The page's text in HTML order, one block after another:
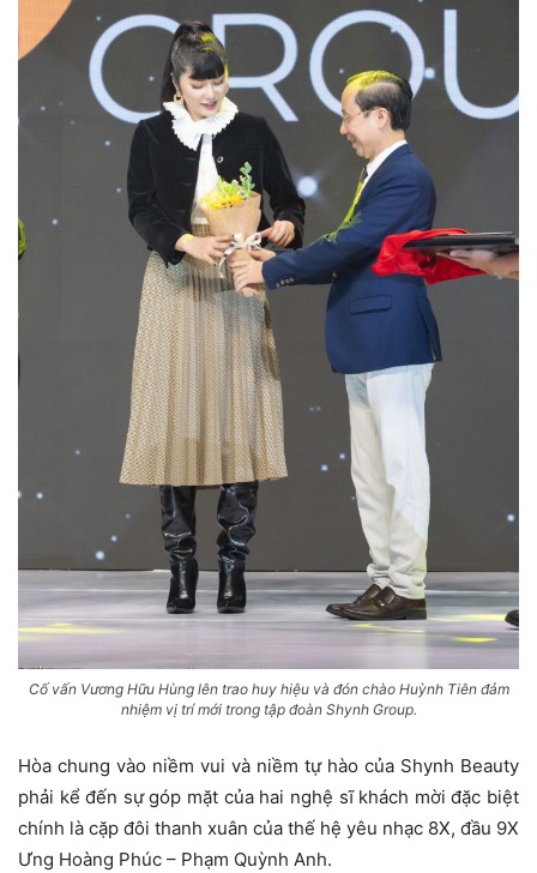
Cố vấn Vương Hữu Hùng lên trao huy hiệu và đón chào Huỳnh Tiên đảm
nhiệm vị trí mới trong tập đoàn Shynh Group.
Hòa chung vào niềm vui và niềm tự hào của Shynh Beauty
phải kể đến sự góp mặt của hai nghệ sĩ khách mời đặc biệt
chính là cặp đôi thanh xuân của thế hệ yêu nhạc 8X, đầu 9X
Ưng Hoàng Phúc – Phạm Quỳnh Anh.